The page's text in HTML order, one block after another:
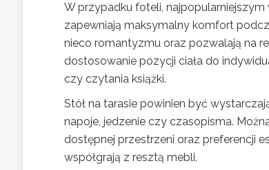
W przypadku foteli,
zapewniają maksymalny komfort
nieco romantyzmu oraz pozwalają na
dostosowanie pozycji ciała do
czy czytania książki.
Stół na tarasie powinien być
napoje, jedzenie czy czasopisma.
dostępnej przestrzeni oraz preferencji
współgrają z resztą mebli.